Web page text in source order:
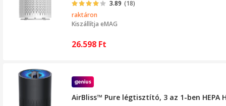
3.89 (18)
raktáron
Kiszállítja eMAG
26.598 Ft
AirBliss™ Pure légtisztító, 3 az 1-ben